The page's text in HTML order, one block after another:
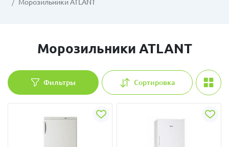
Морозильники ATLANT
Морозильники ATLANT
Фильтры Сортировка